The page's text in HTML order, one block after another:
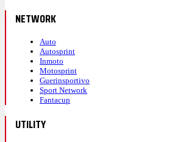
NETWORK
Auto
Autosprint
Inmoto
Motosprint
Guerinsportivo
Sport Network
Fantacup
UTILITY